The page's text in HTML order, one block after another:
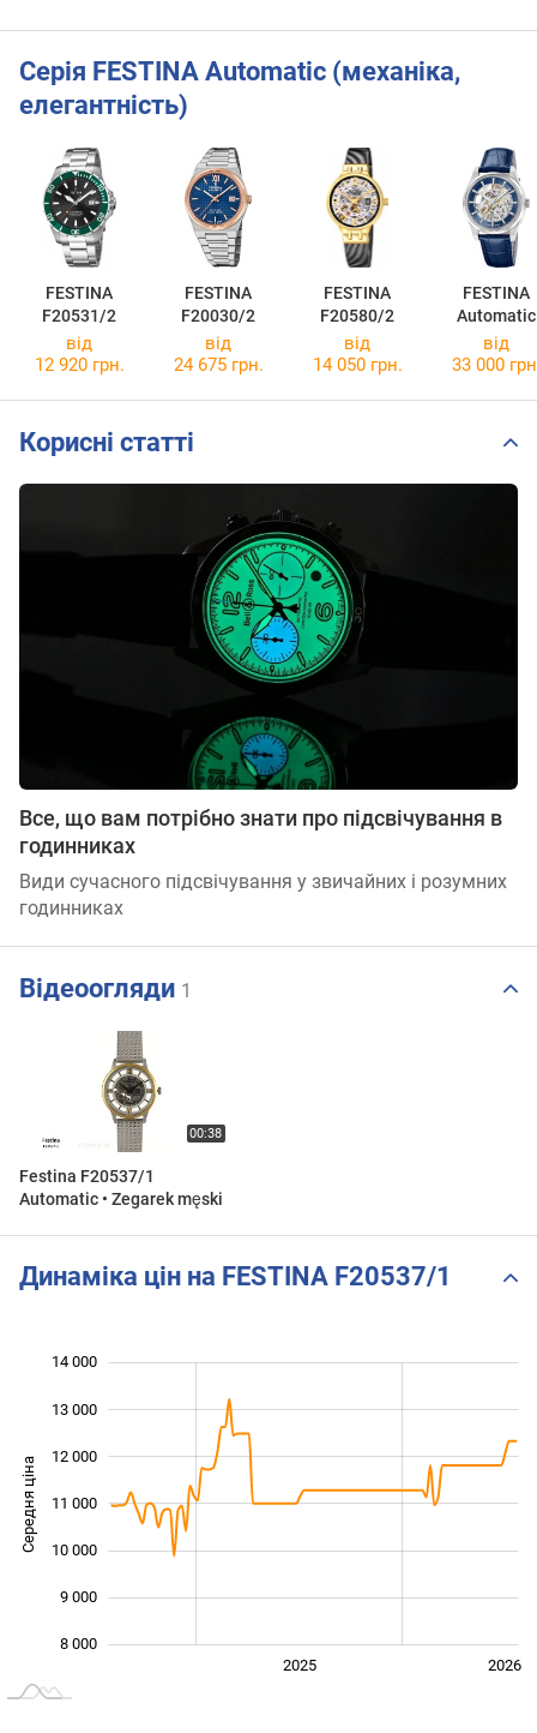
Серія FESTINA Automatic (механіка,
елегантність)
FESTINA
F20531/2
FESTINA
F20030/2
FESTINA
F20580/2
FESTINA
Automatic
F20095/2
від
12 920 грн.
від
24 675 грн.
від
14 050 грн.
від
33 000
Корисні статті
Все, що вам потрібно знати про підсвічування в
годинниках
Види сучасного підсвічування у звичайних і розумних
годинниках
Відеоогляди 1
Festina F20537/1
Automatic • Zegarek męski
Динаміка цін на FESTINA F20537/1
Середня ціна 10 000
8 000
9 000
10 000
11 000
12 000
13 000
14 000
2025 2026